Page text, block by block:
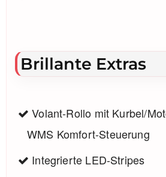
Brillante Extras
Volant-Rollo mit Kurbel/
WMS Komfort-Steuerung
Integrierte LED-Stripes